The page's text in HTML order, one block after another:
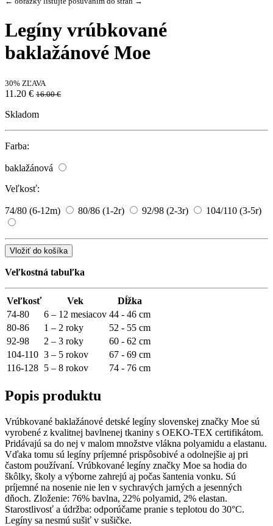
Legíny vrúbkované
baklažánové Moe
30% ZĽAVA
11.20 € 16.00 €
Skladom
Farba:
baklažánová
Veľkosť:
74/80 (6-12m) 80/86 (1-2r) 92/98 (2-3r) 104/110 (3-5r)
Vložiť do košíka
Veľkostná tabuľka
Veľkosť Vek
Dĺžka
74-80
6 – 12 mesiacov 44 - 46 cm
80-86
1 – 2 roky
52 - 55 cm
92-98
2 – 3 roky
60 - 62 cm
104-110 3 – 5 rokov
67 - 69 cm
116-128 5 – 8 rokov 74 - 76 cm
Popis produktu
Vrúbkované baklažánové detské legíny slovenskej značky Moe sú
vyrobené z kvalitnej bavlnenej tkaniny s OEKO-TEX certifikátom.
Pridávajú sa do nej v malom množstve vlákna polyamidu a elastanu.
Vďaka tomu sú legíny príjemné prispôsobivé a odolnejšie aj pri
častom používaní. Vrúbkované legíny značky Moe sa hodia do
škôlky, školy a výborne zahrejú aj počas šantenia vonku. Sú
príjemné na nosenie nie len v sychravých jarných a jesenných
dňoch. Zloženie: 76% bavlna, 22% polyamid, 2% elastan.
Starostlivosť a údržba: odporúčame pranie s teplotou do 30°C.
Legíny sa nesmú sušiť v sušičke.